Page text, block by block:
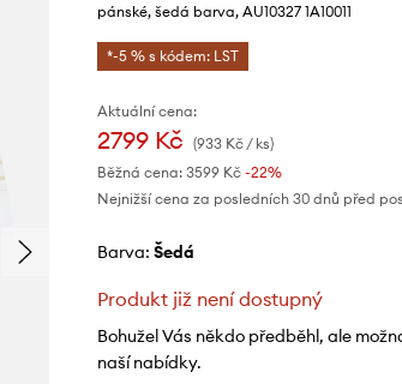
pánské, šedá barva, AU10327 1A10011
*-5 % s kódem: LST
Aktuální cena:
2799 Kč (933 Kč / ks)
Běžná cena: 3599 Kč-22%
Nejnižší cena za posledních 30 dnů před
Barva: šedá
Produkt již není dostupný
Bohužel Vás někdo předběhl, ale
naší nabídky.